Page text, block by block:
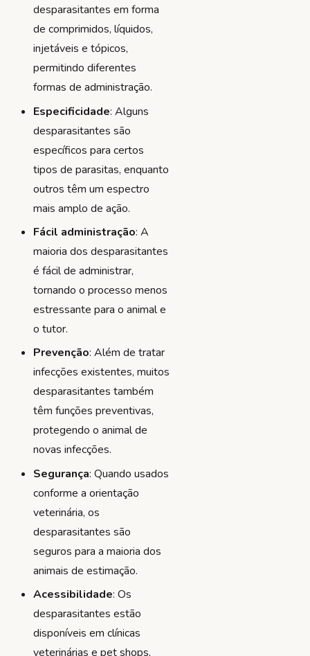
desparasitantes em forma
de comprimidos, líquidos,
injetáveis e tópicos,
permitindo diferentes
formas de administração.
Especificidade: Alguns
desparasitantes são
específicos para certos
tipos de parasitas, enquanto
outros têm um espectro
mais amplo de ação.
Fácil administração: A
maioria dos desparasitantes
é fácil de administrar,
tornando o processo menos
estressante para o animal e
o tutor.
Prevenção: Além de tratar
infecções existentes, muitos
desparasitantes também
têm funções preventivas,
protegendo o animal de
novas infecções.
Segurança: Quando usados
conforme a orientação
veterinária, os
desparasitantes são
seguros para a maioria dos
animais de estimação.
Acessibilidade: Os
desparasitantes estão
disponíveis em clínicas
veterinárias e pet shops,